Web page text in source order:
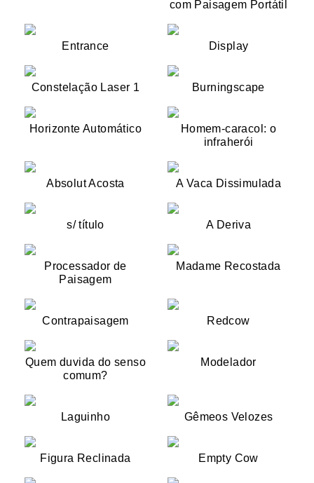
com Paisagem Portátil
Entrance Display
Constelação Laser 1 Burningscape
Horizonte Automático
Homem-caracol: o
infraherói
Absolut Acosta A Vaca Dissimulada
s/ título A Deriva
Processador de
Paisagem
Madame Recostada
Contrapaisagem Redcow
Quem duvida do senso
comum?
Modelador
Laguinho Gêmeos Velozes
Figura Reclinada Empty Cow